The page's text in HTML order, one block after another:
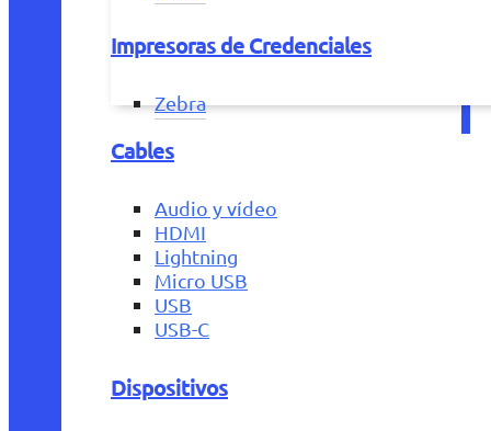
Impresoras de Credenciales
Zebra
Cables
Audio y vídeo
HDMI
Lightning
Micro USB
USB
USB-C
Dispositivos